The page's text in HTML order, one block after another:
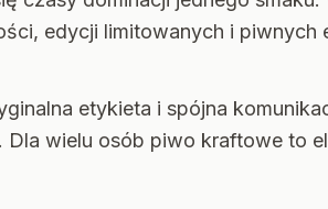
edycji limitowanych i piwnych
etykieta i spójna
wielu osób piwo kraftowe to